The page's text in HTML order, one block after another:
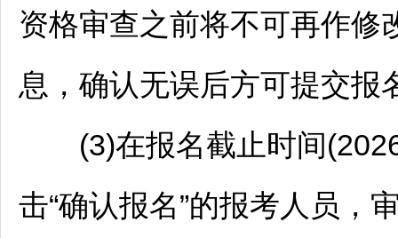
资格审查之前将不可再作修
息，确认无误后方可提交报
(3)在报名截止时间(2026
击“确认报名”的报考人员，